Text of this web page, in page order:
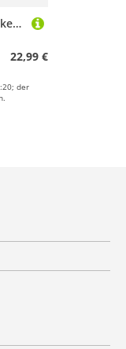
Basil Cento Flower Rear Basket Rosa
22,99 €
der